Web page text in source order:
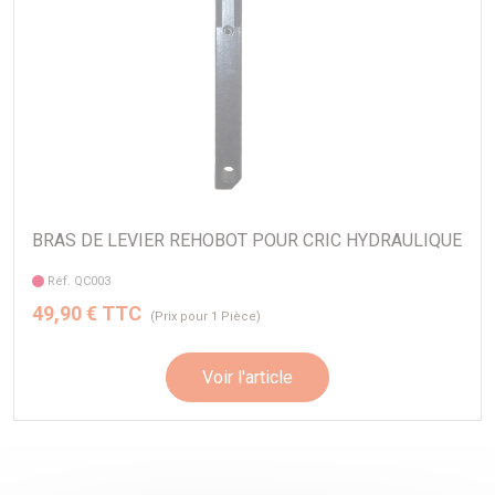
- diamètre extérieur : 22 mm pour la tige de soutien (qui ira
se ficher dans un tube fixé au préalable sur le châssis) -
BRAS DE LEVIER REHOBOT POUR CRIC HYDRAULIQUE
Réf. QC003
49,90 € TTC (Prix pour 1 Pièce)
Voir l'article